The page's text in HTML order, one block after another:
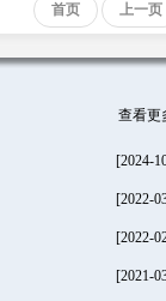
首页 上一页
查看更
[2024-
[2022-
[2022-
[2021-